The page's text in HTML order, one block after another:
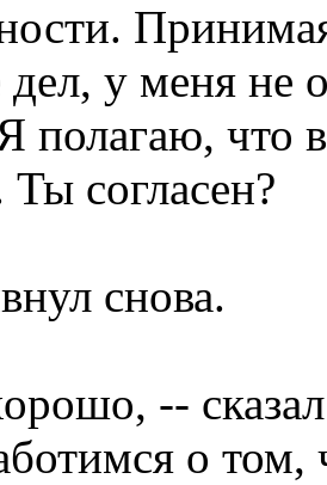
дел, у меня не
полагаю, что
согласен?
снова.
--
о